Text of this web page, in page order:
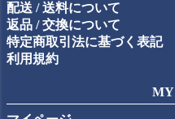
配送 / 送料について
返品 / 交換について
特定商取引法に基づく表記
利用規約
MY